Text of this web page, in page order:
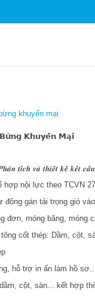
khuyến mại
𝗞𝗵𝘂𝘆𝗲̂́𝗻 𝗠𝗮̣𝗶
𝒕𝒊́𝒄𝒉 𝒗𝒂̀ 𝒕𝒉𝒊𝒆̂́𝒕 𝒌𝒆̂́ 𝒌𝒆̂́𝒕
nội lực theo TCVN
gán tải trọng gió
đơn, móng băng, móng
cốt thép: Dầm, cột,
hỗ trợ in ấn làm hồ sơ...
cột, sàn... kết hợp